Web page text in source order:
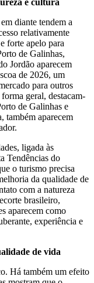
e cultura
diante tendem a
relativamente
forte apelo para
de Galinhas,
Jordão aparecem
de 2026, um
para outros
geral, destacam-
de Galinhas e
também aparecem
ligada às
Tendências do
o turismo precisa
da qualidade de
com a natureza
brasileiro,
aparecem como
experiência e
de vida
Há também um efeito